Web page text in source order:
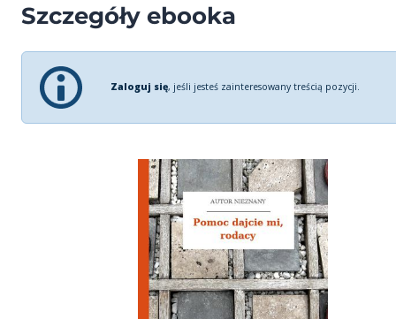
Szczegóły ebooka
Zaloguj się, jeśli jesteś zainteresowany treścią pozycji.